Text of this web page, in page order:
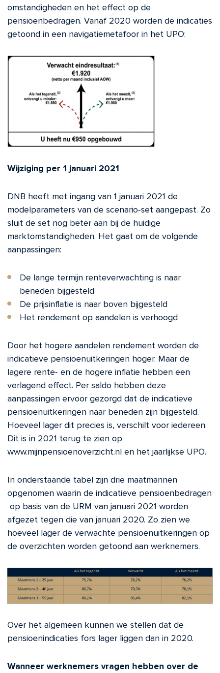
omstandigheden en het effect op de
pensioenbedragen. Vanaf 2020 worden de indicaties
getoond in een navigatiemetafoor in het UPO:
Wijziging per 1 januari 2021
DNB heeft met ingang van 1 januari 2021 de
modelparameters van de scenario-set aangepast. Zo
sluit de set nog beter aan bij de huidige
marktomstandigheden. Het gaat om de volgende
aanpassingen:
De lange termijn renteverwachting is naar
beneden bijgesteld
De prijsinflatie is naar boven bijgesteld
Het rendement op aandelen is verhoogd
Door het hogere aandelen rendement worden de
indicatieve pensioenuitkeringen hoger. Maar de
lagere rente- en de hogere inflatie hebben een
verlagend effect. Per saldo hebben deze
aanpassingen ervoor gezorgd dat de indicatieve
pensioenuitkeringen naar beneden zijn bijgesteld.
Hoeveel lager dit precies is, verschilt voor iedereen.
Dit is in 2021 terug te zien op
www.mijnpensioenoverzicht.nl en het jaarlijkse UPO.
In onderstaande tabel zijn drie maatmannen
opgenomen waarin de indicatieve pensioenbedragen
op basis van de URM van januari 2021 worden
afgezet tegen die van januari 2020. Zo zien we
hoeveel lager de verwachte pensioenuitkeringen op
de overzichten worden getoond aan werknemers.
Over het algemeen kunnen we stellen dat de
pensioenindicaties fors lager liggen dan in 2020.
Wanneer werknemers vragen hebben over de